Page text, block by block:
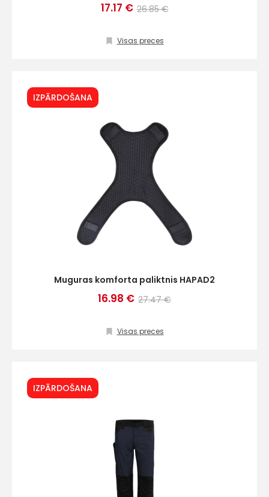
17.17 € 26.85 €
Visas preces
IZPĀRDOŠANA
Muguras komforta paliktnis HAPAD2
16.98 € 27.47 €
Visas preces
IZPĀRDOŠANA